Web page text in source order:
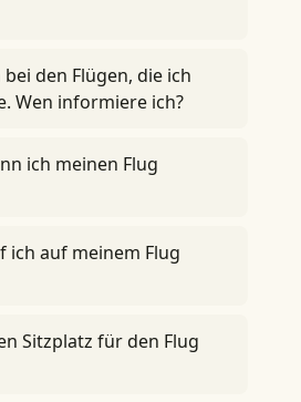
den Flügen, die ich
Wen informiere ich?
ich meinen Flug
ich auf meinem Flug
Sitzplatz für den Flug